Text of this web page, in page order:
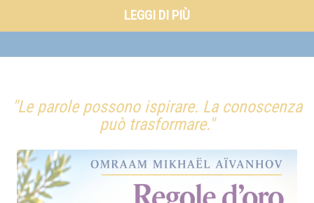
LEGGI DI PIÙ
"Le parole possono ispirare. La conoscenza
può trasformare."